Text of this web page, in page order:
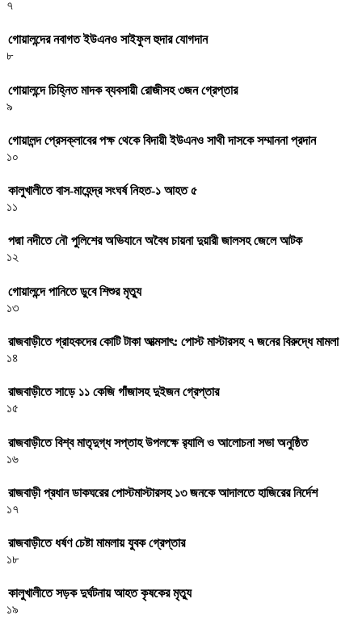
৭
গোয়ালন্দের নবাগত ইউএনও সাইফুল হুদার যোগদান
৮
গোয়ালন্দে চিহ্নিত মাদক ব্যবসায়ী রোজীসহ ৩জন গ্রেপ্তার
৯
গোয়ালন্দ প্রেসক্লাবের পক্ষ থেকে বিদায়ী ইউএনও সাথী দাসকে সম্মাননা প্রদান
১০
কালুখালীতে বাস-মাহেন্দ্র সংঘর্ষ নিহত-১ আহত ৫
১১
পদ্মা নদীতে নৌ পুলিশের অভিযানে অবৈধ চায়না দুয়ারী জালসহ জেলে আটক
১২
গোয়ালন্দে পানিতে ডুবে শিশুর মৃত্যু
১৩
রাজবাড়ীতে গ্রাহকদের কোটি টাকা আত্মসাৎ: পোস্ট মাস্টারসহ ৭ জনের বিরুদ্ধে মামলা
১৪
রাজবাড়ীতে সাড়ে ১১ কেজি গাঁজাসহ দুইজন গ্রেপ্তার
১৫
রাজবাড়ীতে বিশ্ব মাতৃদুগ্ধ সপ্তাহ উপলক্ষে র‌্যালি ও আলোচনা সভা অনুষ্ঠিত
১৬
রাজবাড়ী প্রধান ডাকঘরের পোস্টমাস্টারসহ ১৩ জনকে আদালতে হাজিরের নির্দেশ
১৭
রাজবাড়ীতে ধর্ষণ চেষ্টা মামলায় যুবক গ্রেপ্তার
১৮
কালুখালীতে সড়ক দুর্ঘটনায় আহত কৃষকের মৃত্যু
১৯